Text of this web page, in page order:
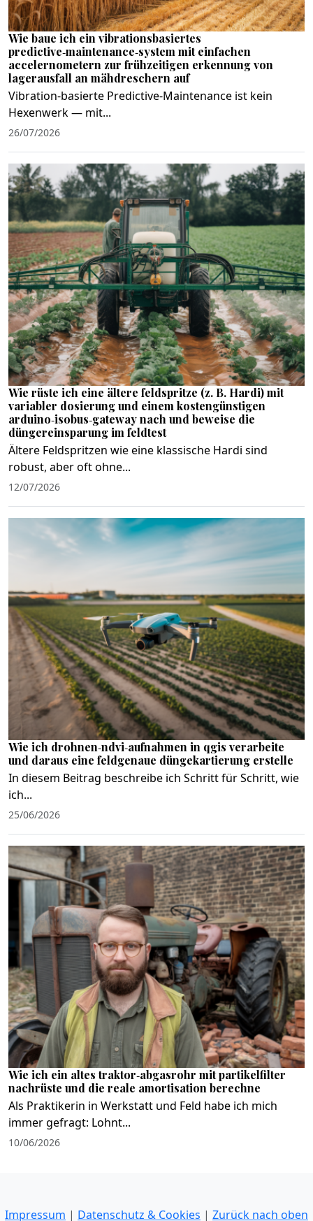
Wie baue ich ein vibrationsbasiertes
predictive‑maintenance‑system mit einfachen
accelernometern zur frühzeitigen erkennung von
lagerausfall an mähdreschern auf
Vibration‑basierte Predictive‑Maintenance ist kein
Hexenwerk — mit...
26/07/2026
Wie rüste ich eine ältere feldspritze (z. B. Hardi) mit
variabler dosierung und einem kostengünstigen
arduino‑isobus‑gateway nach und beweise die
düngereinsparung im feldtest
Ältere Feldspritzen wie eine klassische Hardi sind
robust, aber oft ohne...
12/07/2026
Wie ich drohnen‑ndvi‑aufnahmen in qgis verarbeite
und daraus eine feldgenaue düngekartierung erstelle
In diesem Beitrag beschreibe ich Schritt für Schritt, wie
ich...
25/06/2026
Wie ich ein altes traktor‑abgasrohr mit partikelfilter
nachrüste und die reale amortisation berechne
Als Praktikerin in Werkstatt und Feld habe ich mich
immer gefragt: Lohnt...
10/06/2026
Impressum | Datenschutz & Cookies | Zurück nach oben